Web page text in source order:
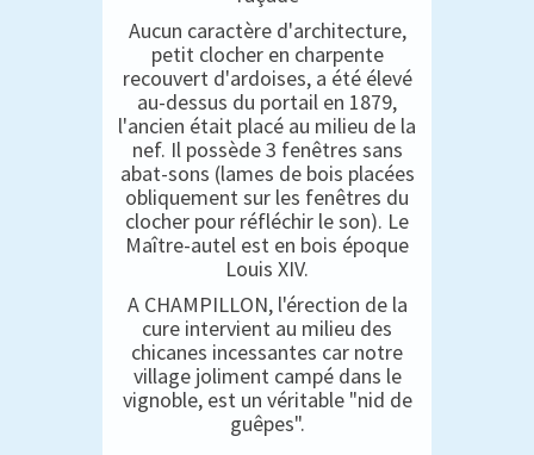
Aucun caractère d'architecture,
petit clocher en charpente
recouvert d'ardoises, a été élevé
au-dessus du portail en 1879,
l'ancien était placé au milieu de la
nef. Il possède 3 fenêtres sans
abat-sons (lames de bois placées
obliquement sur les fenêtres du
clocher pour réfléchir le son). Le
Maître-autel est en bois époque
Louis XIV.
A CHAMPILLON, l'érection de la
cure intervient au milieu des
chicanes incessantes car notre
village joliment campé dans le
vignoble, est un véritable "nid de
guêpes".